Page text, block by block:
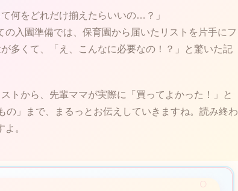
何をどれだけ揃えたらいいの…？」
入園準備では、保育園から届いたリストを片手にフ
多くて、「え、こんなに必要なの！？」と驚いた記
トから、先輩ママが実際に「買ってよかった！」と
」まで、まるっとお伝えしていきますね。読み終わ
。